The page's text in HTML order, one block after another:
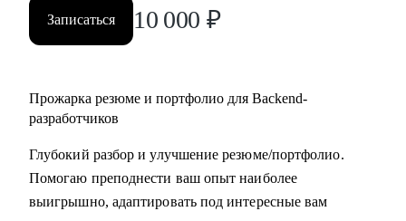
Записаться 10 000 ₽
Прожарка резюме и портфолио для Backend-
разработчиков
Глубокий разбор и улучшение резюме/портфолио.
Помогаю преподнести ваш опыт наиболее
выигрышно, адаптировать под интересные вам